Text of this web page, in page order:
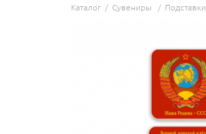
Каталог / Сувениры / Подставки